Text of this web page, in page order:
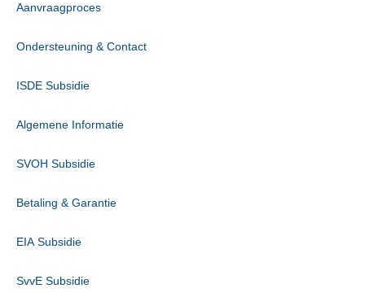
Aanvraagproces
Ondersteuning & Contact
ISDE Subsidie
Algemene Informatie
SVOH Subsidie
Betaling & Garantie
EIA Subsidie
SvvE Subsidie